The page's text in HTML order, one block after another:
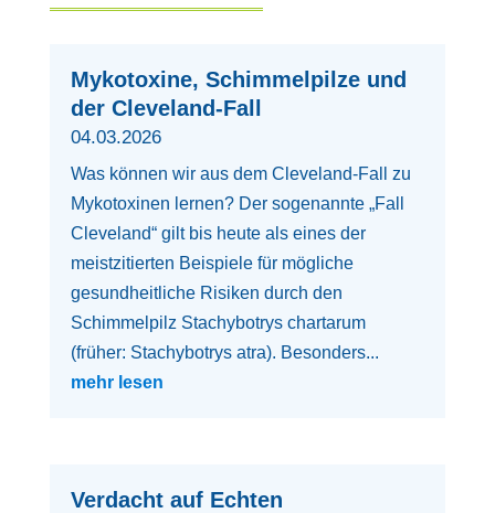
Mykotoxine, Schimmelpilze und
der Cleveland-Fall
04.03.2026
Was können wir aus dem Cleveland-Fall zu
Mykotoxinen lernen? Der sogenannte „Fall
Cleveland“ gilt bis heute als eines der
meistzitierten Beispiele für mögliche
gesundheitliche Risiken durch den
Schimmelpilz Stachybotrys chartarum
(früher: Stachybotrys atra). Besonders...
mehr lesen
Verdacht auf Echten